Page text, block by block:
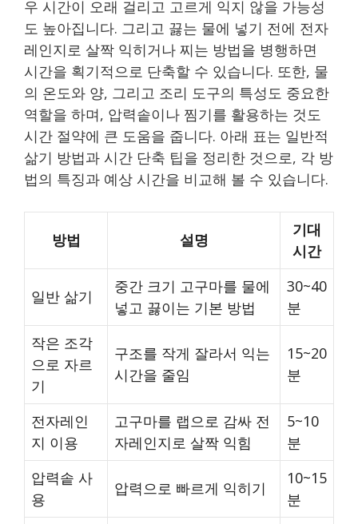
우 시간이 오래 걸리고 고르게 익지 않을 가능성
도 높아집니다. 그리고 끓는 물에 넣기 전에 전자
레인지로 살짝 익히거나 찌는 방법을 병행하면
시간을 획기적으로 단축할 수 있습니다. 또한, 물
의 온도와 양, 그리고 조리 도구의 특성도 중요한
역할을 하며, 압력솥이나 찜기를 활용하는 것도
시간 절약에 큰 도움을 줍니다. 아래 표는 일반적
삶기 방법과 시간 단축 팁을 정리한 것으로, 각 방
법의 특징과 예상 시간을 비교해 볼 수 있습니다.
방법 설명
기대
시간
일반 삶기
중간 크기 고구마를 물에
넣고 끓이는 기본 방법
30~40
분
작은 조각
으로 자르
기
구조를 작게 잘라서 익는
시간을 줄임
15~20
분
전자레인
지 이용
고구마를 랩으로 감싸 전
자레인지로 살짝 익힘
5~10
분
압력솥 사
용
압력으로 빠르게 익히기
10~15
분